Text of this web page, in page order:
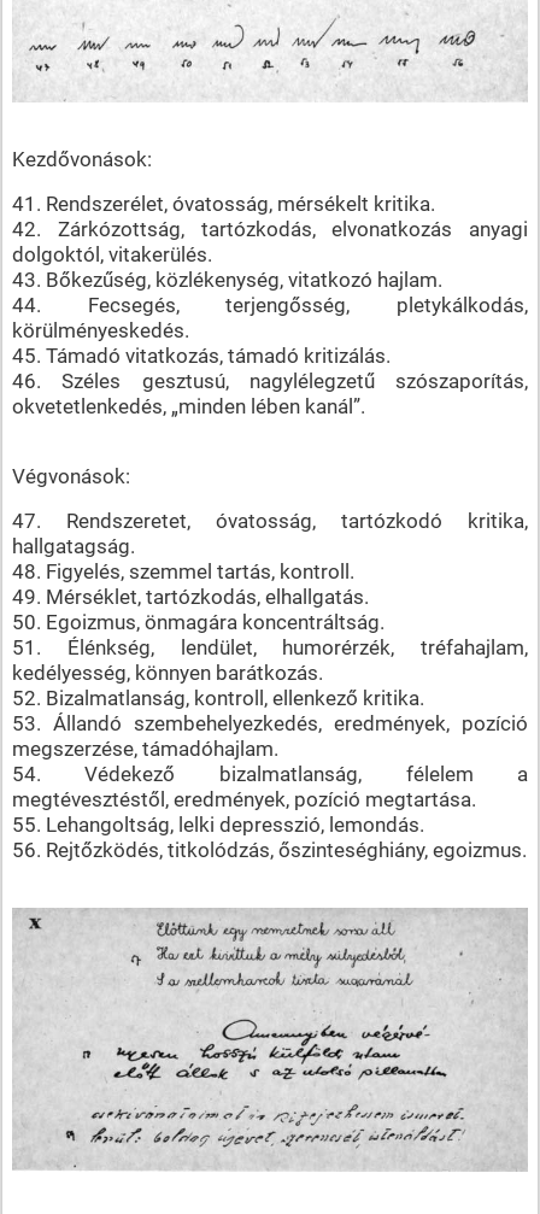
Kezdővonások:
41. Rendszerélet, óvatosság, mérsékelt kritika.
42. Zárkózottság, tartózkodás, elvonatkozás anyagi
dolgoktól, vitakerülés.
43. Bőkezűség, közlékenység, vitatkozó hajlam.
44. Fecsegés, terjengősség, pletykálkodás,
körülményeskedés.
45. Támadó vitatkozás, támadó kritizálás.
46. Széles gesztusú, nagylélegzetű szószaporítás,
okvetetlenkedés, „minden lében kanál”.
Végvonások:
47. Rendszeretet, óvatosság, tartózkodó kritika,
hallgatagság.
48. Figyelés, szemmel tartás, kontroll.
49. Mérséklet, tartózkodás, elhallgatás.
50. Egoizmus, önmagára koncentráltság.
51. Élénkség, lendület, humorérzék, tréfahajlam,
kedélyesség, könnyen barátkozás.
52. Bizalmatlanság, kontroll, ellenkező kritika.
53. Állandó szembehelyezkedés, eredmények, pozíció
megszerzése, támadóhajlam.
54. Védekező bizalmatlanság, félelem a
megtévesztéstől, eredmények, pozíció megtartása.
55. Lehangoltság, lelki depresszió, lemondás.
56. Rejtőzködés, titkolódzás, őszinteséghiány, egoizmus.